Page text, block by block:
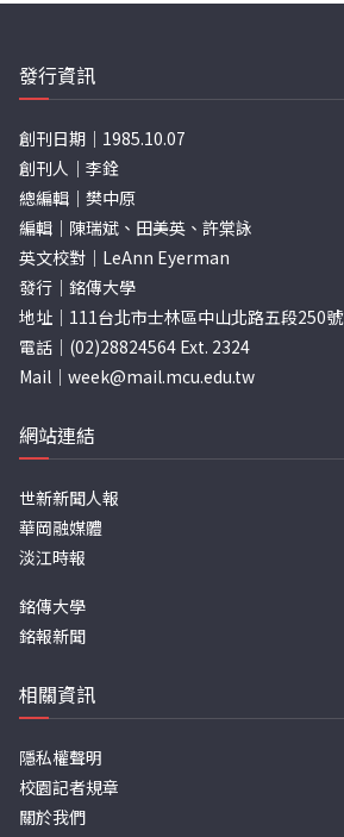
發行資訊
創刊日期｜1985.10.07
創刊人｜李銓
總編輯｜樊中原
編輯｜陳瑞斌、田美英、許棠詠
英文校對｜LeAnn Eyerman
發行｜銘傳大學
地址｜111台北市士林區中山北路五段250號
電話｜(02)28824564 Ext. 2324
Mail｜ week@mail.mcu.edu.tw
網站連結
世新新聞人報
華岡融媒體
淡江時報
銘傳大學
銘報新聞
相關資訊
隱私權聲明
校園記者規章
關於我們